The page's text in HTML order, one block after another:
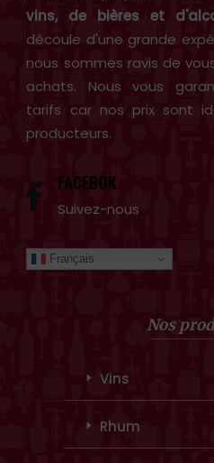
vins, de bières et
découle d'une grande
nous sommes ravis de
achats. Nous vous
tarifs car nos prix sont
producteurs.
FACEBOK
Suivez-nous
Français
Nos
Vins
Rhum